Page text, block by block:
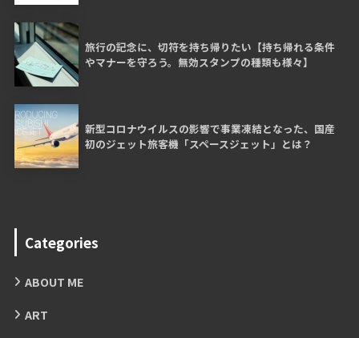
旅行の記念に、切符を持ち帰りたい【持ち帰れる条件
やマナーを守ろう。無効スタンプの種類も様々】
新型コロナウイルスの影響で事業凍結となった、国産
初のジェット旅客機「スペースジェット」とは？
Categories
ABOUT ME
ART